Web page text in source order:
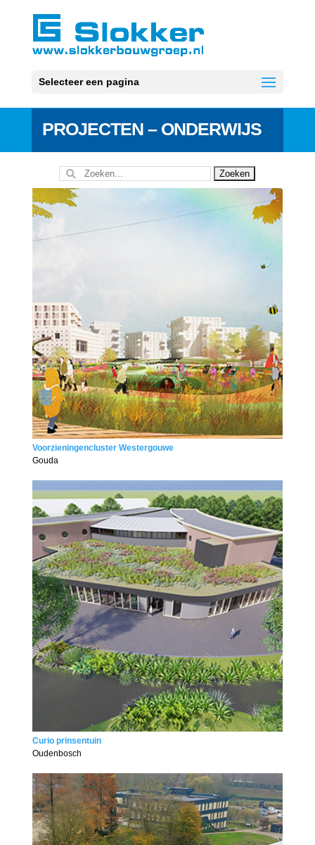
Selecteer een pagina
PROJECTEN – ONDERWIJS
Voorzieningencluster Westergouwe
Gouda
Curio prinsentuin
Oudenbosch